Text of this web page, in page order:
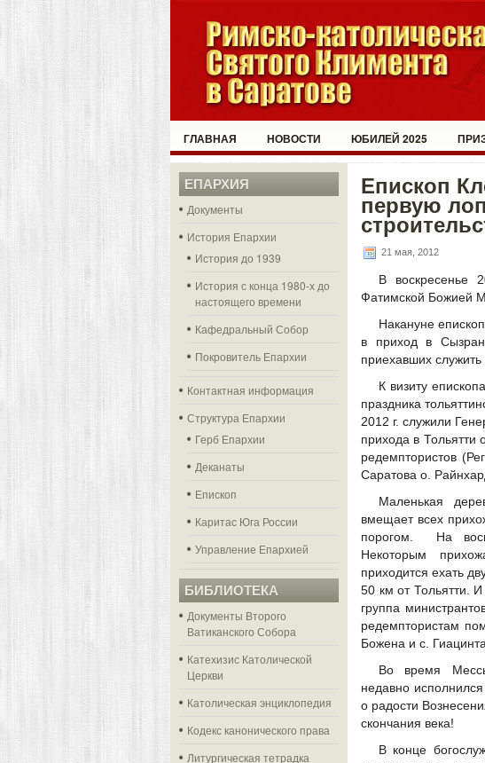
ГЛАВНАЯ НОВОСТИ ЮБИЛЕЙ 2025
ЕПАРХИЯ
Документы
История Епархии
История до 1939
История с конца 1980-х до
настоящего времени
Кафедральный Собор
Покровитель Епархии
Контактная информация
Структура Епархии
Герб Епархии
Деканаты
Епископ
Каритас Юга России
Управление Епархией
БИБЛИОТЕКА
Документы Второго
Ватиканского Собора
Катехизис Католической
Церкви
Католическая энциклопедия
Кодекс канонического права
Литургическая тетрадка
Епископ
первую
21 мая, 2012
В воскресенье
Фатимской Божией
Накануне
в приход в
приехавших служить
К визиту
праздника
2012 г. служили
прихода в Тольятти
редемптористов
Саратова о.
Маленькая
вмещает всех
порогом. На
Некоторым
приходится ехать
50 км от Тольятти.
группа
редемптористам
Божена и с. Гиацинта.
Во время
недавно
о радости
скончания века!
В конце